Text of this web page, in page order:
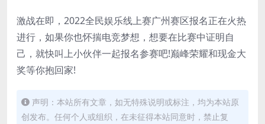
激战在即，2022全民娱乐线上赛广州赛区报名正在火热
进行，如果你也怀揣电竞梦想，想要在比赛中证明自
己，就快叫上小伙伴一起报名参赛吧!巅峰荣耀和现金大
奖等你抱回家!
声明：本站所有文章，如无特殊说明或标注，均为本站原
创发布。任何个人或组织，在未征得本站同意时，禁止复